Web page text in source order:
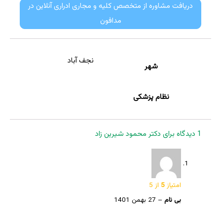
دریافت مشاوره از متخصص کلیه و مجاری ادراری آنلاین در
مدافون
شهر
نجف آباد
نظام پزشکی
1 دیدگاه برای دکتر محمود شیرین زاد
امتیاز5 از 5
بی نام – 27 بهمن 1401